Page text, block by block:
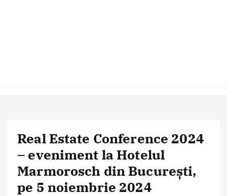
Real Estate Conference 2024
– eveniment la Hotelul
Marmorosch din București,
pe 5 noiembrie 2024